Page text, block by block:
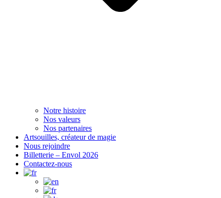
Notre histoire
Nos valeurs
Nos partenaires
Artsouilles, créateur de magie
Nous rejoindre
Billetterie – Envol 2026
Contactez-nous